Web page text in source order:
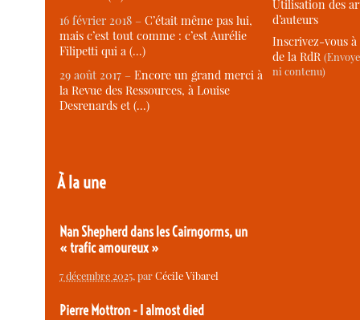
16 février 2018 –C’était même pas lui,
mais c’est tout comme : c’est Aurélie
Filipetti qui a (…)
29 août 2017 –Encore un grand merci à
la Revue des Ressources, à Louise
Desrenards et (…)
À la une
Nan Shepherd dans les Cairngorms, un
« trafic amoureux »
7 décembre 2025, parCécile Vibarel
Pierre Mottron - I almost died
Utilisation des
d’auteurs
Inscrivez-vous
de la RdR
ni contenu)